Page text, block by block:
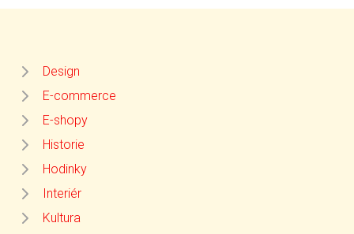
Design
E-commerce
E-shopy
Historie
Hodinky
Interiér
Kultura